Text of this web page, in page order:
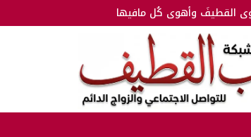
القطيفَ وأهوى كُل مافيها